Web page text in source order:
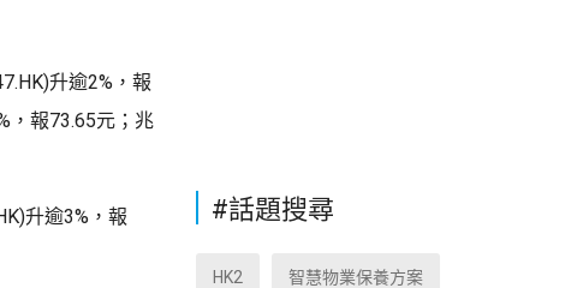
升逾2%，報
，報73.65元；兆
升逾3%，報
#話題搜尋
HK2 智慧物業保養方案